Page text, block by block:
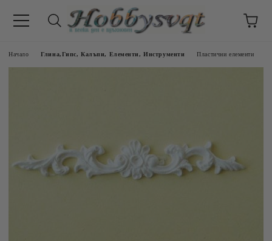
Начало Глина,Гипс, Калъпи, Елементи, Инструменти Пластични елементи